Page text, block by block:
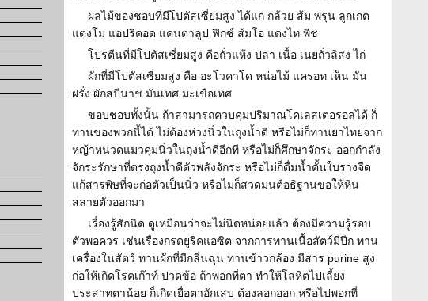
ผลไม้ของชอบที่มีโปตัสเซี่ยมสูง ได้แก่ กล้วย ส้ม พรุน ลูกเกต
แตงโม แอปริคอด แคนตาลูป ฟิกซ์ ส้มโอ แตงไท พีช
โปรตีนที่มีโปตัสเซี่ยมสูง คือถั่วแห้ง ปลา เนื้อ เนยถั่วลิสง ไก่
ผักที่มีโปตัสเซี่ยมสูง คือ อะโวคาโด หน่อไม้ แครอท เห็น มัน
ฝรั่ง ผักสปีนาช มันเทศ มะเขือเทศ
ขอบชอบทั้งนั้น ถ้าสามารถควบคุมปริมาณโคเลสเตอรอลได้ ก็
ทานของพวกนี้ได้ ไม่ต้องห่วงนิ่วในถุงน้ำดี หรือไม่ก็ทานยาไทยจาก
หญ้าหนวดแมวคุมนิ่วในถุงน้ำดีอีกที หรือไม่ก็ศึกษาจักระ ออกกำลัง
จักระรักษาที่ตรงถุงน้ำดีดัวพลังจักระ หรือไม่ก็ดื่มน้ำคั้นใบรางจืด
แก้สารพิษที่จะก่อตัวเป็นนิ่ว หรือไม่ก็สวดมนต์อธิฐานขอให้หิน
สลายตัวออกมา
เรื่องรู้สักนิด ดูเหมือนว่าจะไม่นิดหน่อยแล้ว ต้องมีความรู้รอบ
ตัวพอควร เช่นเรื่องกรดยูริคแอซิต จากการทานเนื้อสัตว์มีปีก ทาน
เครื่องในสัตว์ ทานผักที่มีกลิ่นฉุน ทานข้าวกล้อง มีสาร purine สูง
ก่อให้เกิดโรคเก๊าท์ ปวดข้อ ถ้าพอกที่ตา ทำให้โลหิตไปเลี้ยง
ประสาทตาน้อย ก็เกิดเยื่อตาอักเสบ ต้องลอกออก หรือไปพอกที่